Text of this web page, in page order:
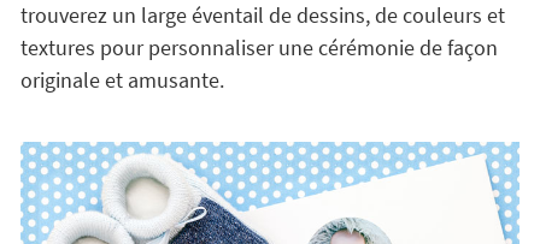
trouverez un large éventail de dessins, de couleurs et
textures pour personnaliser une cérémonie de façon
originale et amusante.